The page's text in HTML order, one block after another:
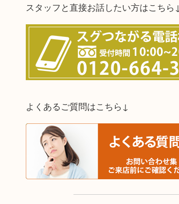
スタッフと直接お話したい方はこちら↓
よくあるご質問はこちら↓